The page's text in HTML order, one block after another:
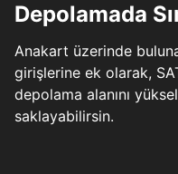
Depolamada
Anakart üzerinde
girişlerine ek olarak,
depolama alanını
saklayabilirsin.